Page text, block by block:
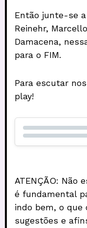
Então junte-se
Reinehr,
Damacena,
para o FIM.
Para escutar
play!
ATENÇÃO: Não
é fundamental
indo bem, o que
sugestões e